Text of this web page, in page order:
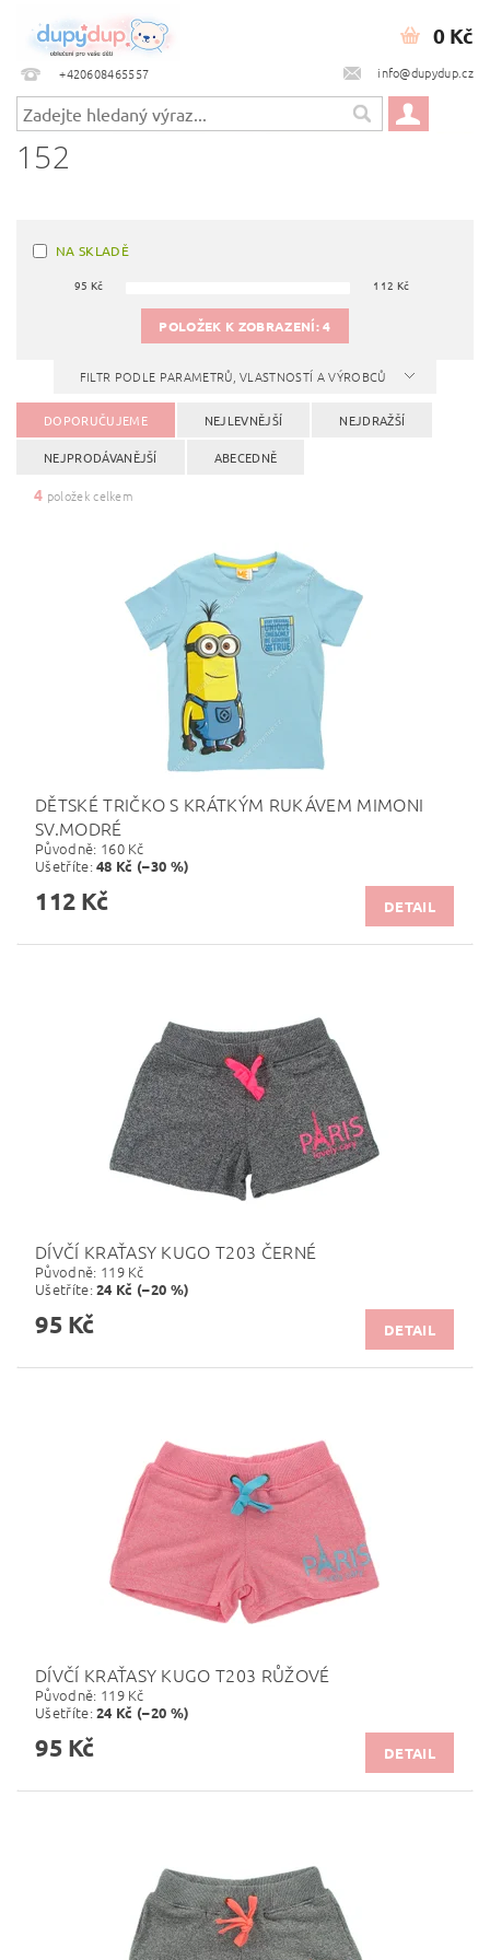
+420608465557 info@dupydup.cz
0 Kč
152
NA SKLADĚ
95 Kč 112 Kč
POLOŽEK K ZOBRAZENÍ:4
FILTR PODLE PARAMETRŮ, VLASTNOSTÍ A VÝROBCŮ
DOPORUČUJEME NEJLEVNĚJŠÍ NEJDRAŽŠÍ
NEJPRODÁVANĚJŠÍ ABECEDNĚ
4 položek celkem
DĚTSKÉ TRIČKO S KRÁTKÝM RUKÁVEM MIMONI
SV.MODRÉ
Původně: 160 Kč
Ušetříte:48 Kč (–30 %)
112 Kč DETAIL
DÍVČÍ KRAŤASY KUGO T203 ČERNÉ
Původně: 119 Kč
Ušetříte:24 Kč (–20 %)
95 Kč DETAIL
DÍVČÍ KRAŤASY KUGO T203 RŮŽOVÉ
Původně: 119 Kč
Ušetříte:24 Kč (–20 %)
95 Kč DETAIL